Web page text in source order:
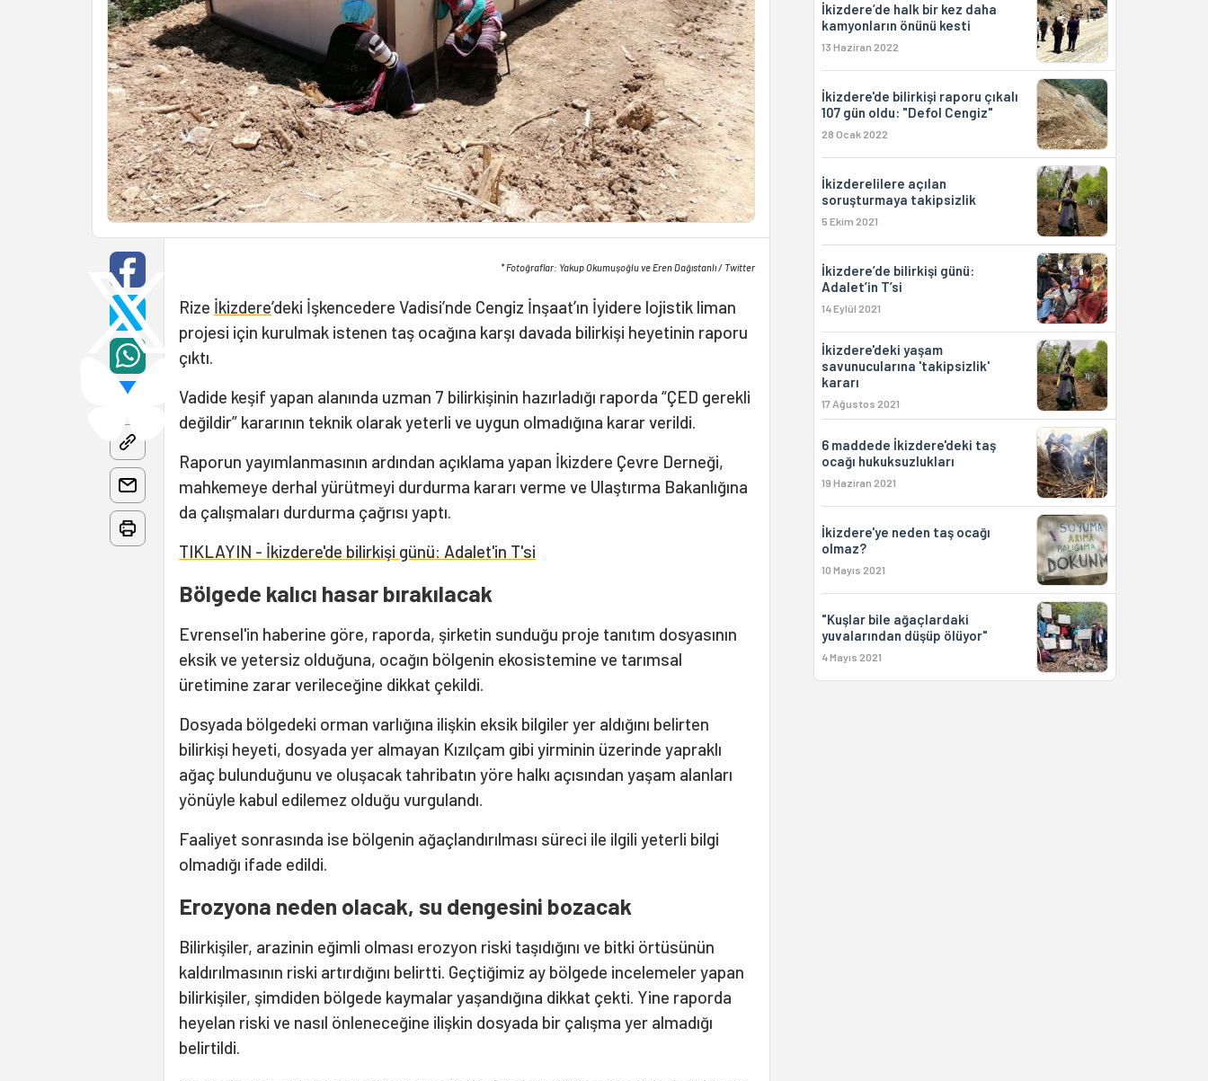
* Fotoğraflar: Yakup Okumuşoğlu ve Eren Dağıstanlı / Twitter
Rize İkizdere’deki İşkencedere Vadisi’nde Cengiz İnşaat’ın İyidere lojistik liman
projesi için kurulmak istenen taş ocağına karşı davada bilirkişi heyetinin raporu
çıktı.
Vadide keşif yapan alanında uzman 7 bilirkişinin hazırladığı raporda “ÇED gerekli
değildir” kararının teknik olarak yeterli ve uygun olmadığına karar verildi.
Raporun yayımlanmasının ardından açıklama yapan İkizdere Çevre Derneği,
mahkemeye derhal yürütmeyi durdurma kararı verme ve Ulaştırma Bakanlığına
da çalışmaları durdurma çağrısı yaptı.
TIKLAYIN - İkizdere'de bilirkişi günü: Adalet'in T'si
Bölgede kalıcı hasar bırakılacak
Evrensel'in haberine göre, raporda, şirketin sunduğu proje tanıtım dosyasının
eksik ve yetersiz olduğuna, ocağın bölgenin ekosistemine ve tarımsal
üretimine zarar verileceğine dikkat çekildi.
Dosyada bölgedeki orman varlığına ilişkin eksik bilgiler yer aldığını belirten
bilirkişi heyeti, dosyada yer almayan Kızılçam gibi yirminin üzerinde yapraklı
ağaç bulunduğunu ve oluşacak tahribatın yöre halkı açısından yaşam alanları
yönüyle kabul edilemez olduğu vurgulandı.
Faaliyet sonrasında ise bölgenin ağaçlandırılması süreci ile ilgili yeterli bilgi
olmadığı ifade edildi.
Erozyona neden olacak, su dengesini bozacak
Bilirkişiler, arazinin eğimli olması erozyon riski taşıdığını ve bitki örtüsünün
kaldırılmasının riski artırdığını belirtti. Geçtiğimiz ay bölgede incelemeler yapan
bilirkişiler, şimdiden bölgede kaymalar yaşandığına dikkat çekti. Yine raporda
heyelan riski ve nasıl önleneceğine ilişkin dosyada bir çalışma yer almadığı
belirtildi.
İkizdere’de halk bir kez daha
kamyonların önünü kesti
13 Haziran 2022
İkizdere'de bilirkişi raporu çıkalı
107 gün oldu: "Defol Cengiz"
28 Ocak 2022
İkizderelilere açılan
soruşturmaya takipsizlik
5 Ekim 2021
İkizdere’de bilirkişi günü:
Adalet’in T’si
14 Eylül 2021
İkizdere'deki yaşam
savunucularına 'takipsizlik'
kararı
17 Ağustos 2021
6 maddede İkizdere'deki taş
ocağı hukuksuzlukları
19 Haziran 2021
İkizdere'ye neden taş ocağı
olmaz?
10 Mayıs 2021
"Kuşlar bile ağaçlardaki
yuvalarından düşüp ölüyor"
4 Mayıs 2021